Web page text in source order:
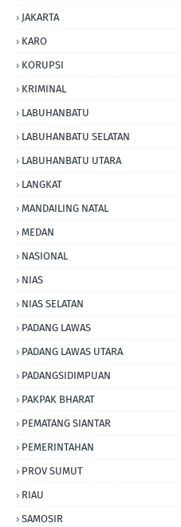
JAKARTA
KARO
KORUPSI
KRIMINAL
LABUHANBATU
LABUHANBATU SELATAN
LABUHANBATU UTARA
LANGKAT
MANDAILING NATAL
MEDAN
NASIONAL
NIAS
NIAS SELATAN
PADANG LAWAS
PADANG LAWAS UTARA
PADANGSIDIMPUAN
PAKPAK BHARAT
PEMATANG SIANTAR
PEMERINTAHAN
PROV SUMUT
RIAU
SAMOSIR